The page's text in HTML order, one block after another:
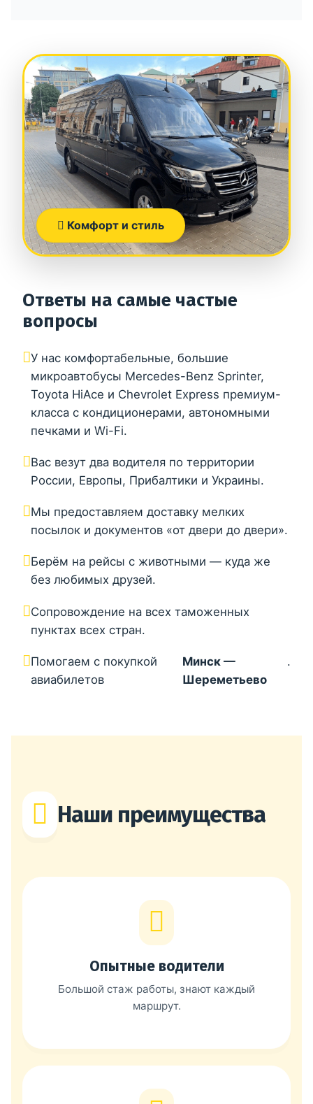
Комфорт и стиль
Ответы на самые частые
вопросы
У нас комфортабельные, большие
микроавтобусы Mercedes-Benz Sprinter,
Toyota HiAce и Chevrolet Express премиум-
класса с кондиционерами, автономными
печками и Wi-Fi.
Вас везут два водителя по территории
России, Европы, Прибалтики и Украины.
Мы предоставляем доставку мелких
посылок и документов «от двери до двери».
Берём на рейсы с животными — куда же
без любимых друзей.
Сопровождение на всех таможенных
пунктах всех стран.
Помогаем с покупкой
авиабилетов
Минск —
Шереметьево
.
Наши преимущества
Опытные водители
Большой стаж работы, знают каждый
маршрут.